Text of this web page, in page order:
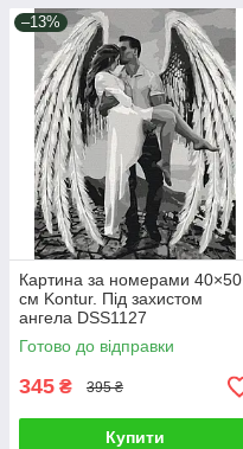
–13%
Картина за номерами 40×50
см Kontur. Під захистом
ангела DSS1127
Готово до відправки
345 ₴ 395 ₴
Купити